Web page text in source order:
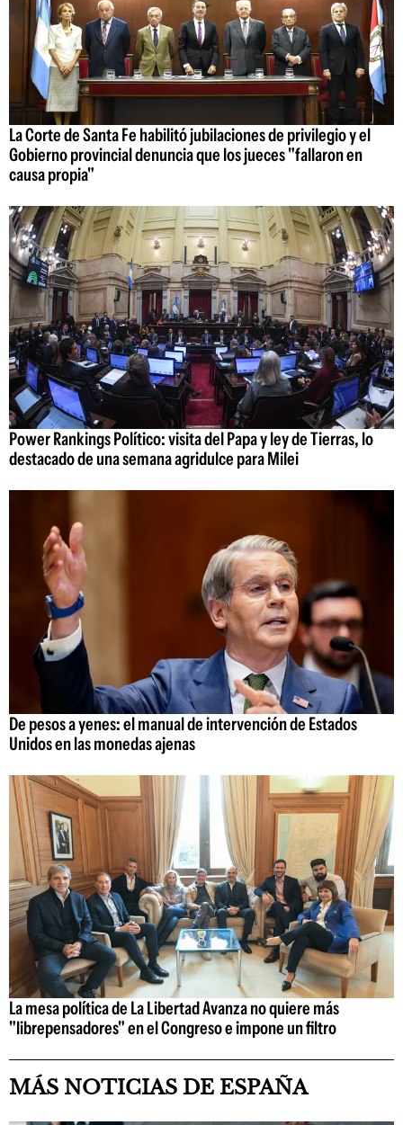
La Corte de Santa Fe habilitó jubilaciones de privilegio y el
Gobierno provincial denuncia que los jueces "fallaron en
causa propia"
Power Rankings Político: visita del Papa y ley de Tierras, lo
destacado de una semana agridulce para Milei
De pesos a yenes: el manual de intervención de Estados
Unidos en las monedas ajenas
La mesa política de La Libertad Avanza no quiere más
"librepensadores" en el Congreso e impone un filtro
MÁS NOTICIAS DE ESPAÑA